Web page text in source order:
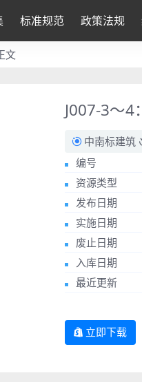
标准规范 政策法规
文
J007-3～4
中南标建筑
编号
资源类型
发布日期
实施日期
废止日期
入库日期
最近更新
立即下载